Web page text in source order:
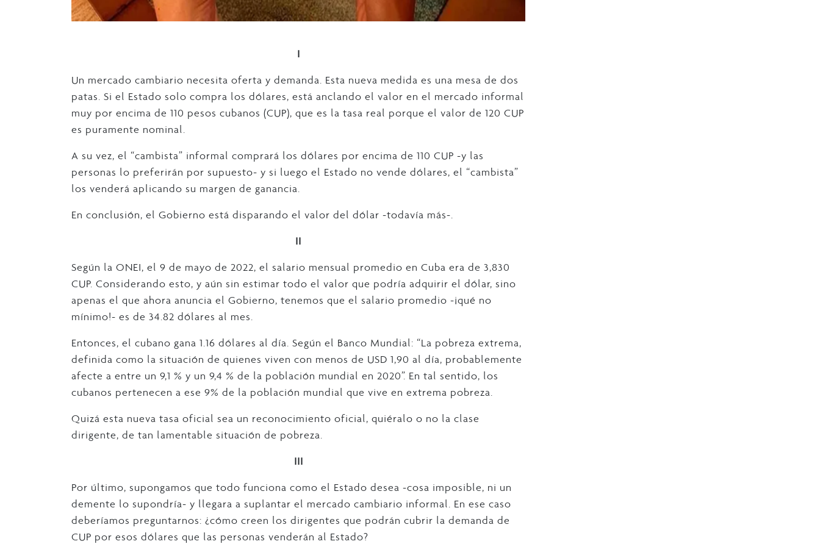
I
Un mercado cambiario necesita oferta y demanda. Esta nueva medida es una mesa de dos
patas. Si el Estado solo compra los dólares, está anclando el valor en el mercado informal
muy por encima de 110 pesos cubanos (CUP), que es la tasa real porque el valor de 120 CUP
es puramente nominal.
A su vez, el “cambista” informal comprará los dólares por encima de 110 CUP -y las
personas lo preferirán por supuesto- y si luego el Estado no vende dólares, el “cambista”
los venderá aplicando su margen de ganancia.
En conclusión, el Gobierno está disparando el valor del dólar -todavía más-.
II
Según la ONEI, el 9 de mayo de 2022, el salario mensual promedio en Cuba era de 3,830
CUP. Considerando esto, y aún sin estimar todo el valor que podría adquirir el dólar, sino
apenas el que ahora anuncia el Gobierno, tenemos que el salario promedio -¡qué no
mínimo!- es de 34.82 dólares al mes.
Entonces, el cubano gana 1.16 dólares al día. Según el Banco Mundial: “La pobreza extrema,
definida como la situación de quienes viven con menos de USD 1,90 al día, probablemente
afecte a entre un 9,1 % y un 9,4 % de la población mundial en 2020”. En tal sentido, los
cubanos pertenecen a ese 9% de la población mundial que vive en extrema pobreza.
Quizá esta nueva tasa oficial sea un reconocimiento oficial, quiéralo o no la clase
dirigente, de tan lamentable situación de pobreza.
III
Por último, supongamos que todo funciona como el Estado desea -cosa imposible, ni un
demente lo supondría- y llegara a suplantar el mercado cambiario informal. En ese caso
deberíamos preguntarnos: ¿cómo creen los dirigentes que podrán cubrir la demanda de
CUP por esos dólares que las personas venderán al Estado?